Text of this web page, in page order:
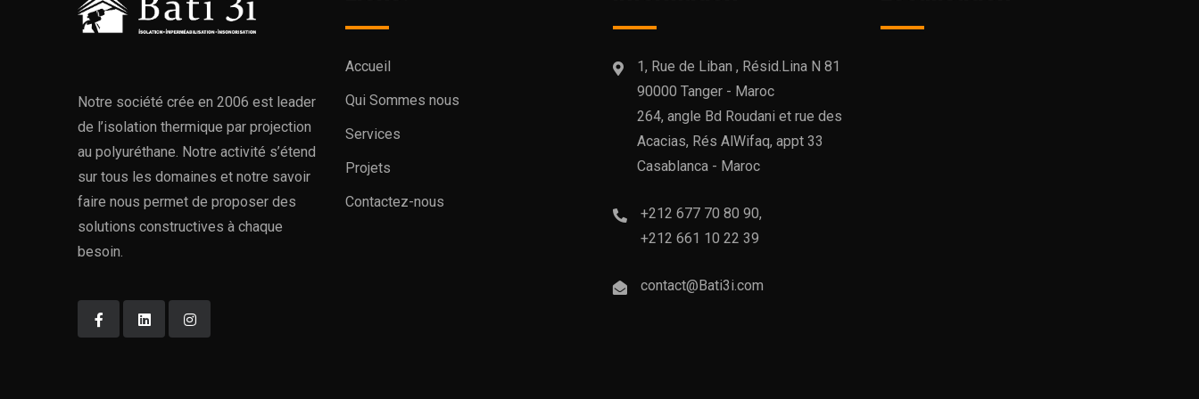
Notre société crée en 2006 est leader
de l’isolation thermique par projection
au polyuréthane. Notre activité s’étend
sur tous les domaines et notre savoir
faire nous permet de proposer des
solutions constructives à chaque
besoin.
Accueil
Qui Sommes nous
Services
Projets
Contactez-nous
1, Rue de Liban , Résid.Lina N 81
90000 Tanger - Maroc
264, angle Bd Roudani et rue des
Acacias, Rés AlWifaq, appt 33
Casablanca - Maroc
+212 677 70 80 90,
+212 661 10 22 39
contact@Bati3i.com